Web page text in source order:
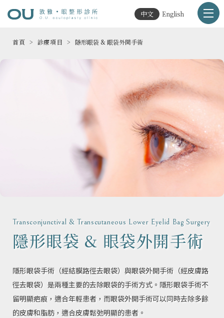
中文 English
首頁 診療項目 隱形眼袋 & 眼袋外開手術
Transconjunctival & Transcutaneous Lower Eyelid Bag Surgery
隱形眼袋 & 眼袋外開手術
隱形眼袋手術（經結膜路徑去眼袋）與眼袋外開手術（經皮膚路
徑去眼袋）是兩種主要的去除眼袋的手術方式。隱形眼袋手術不
留明顯疤痕，適合年輕患者，而眼袋外開手術可以同時去除多餘
的皮膚和脂肪，適合皮膚鬆弛明顯的患者。